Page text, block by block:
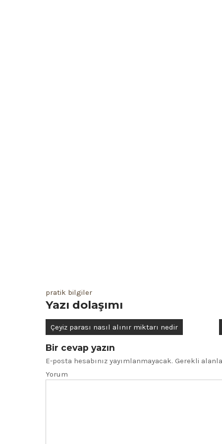
pratik bilgiler
Yazı dolaşımı
Çeyiz parası nasıl alınır miktarı nedir
Bir cevap yazın
E-posta hesabınız yayımlanmayacak. Gerekli
Yorum